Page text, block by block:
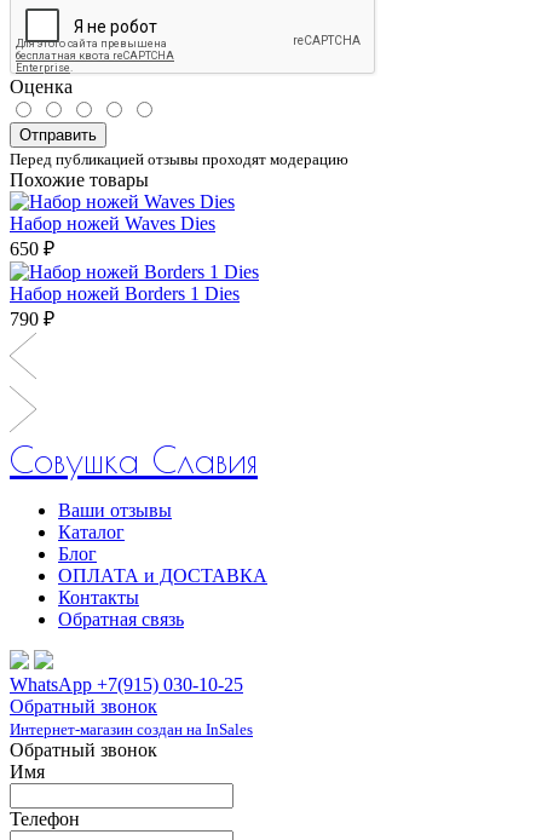
Оценка
Отправить
Перед публикацией отзывы проходят модерацию
Похожие товары
Набор ножей Waves Dies
650 ₽
Набор ножей Borders 1 Dies
790 ₽
Совушка Славия
Ваши отзывы
Каталог
Блог
ОПЛАТА и ДОСТАВКА
Контакты
Обратная связь
WhatsApp +7(915) 030-10-25
Обратный звонок
Интернет-магазин создан на InSales
Обратный звонок
Имя
Телефон